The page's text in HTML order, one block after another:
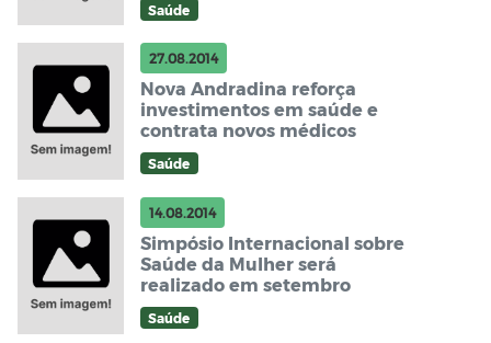
Saúde
27.08.2014
Nova Andradina reforça
investimentos em saúde e
contrata novos médicos
Saúde
14.08.2014
Simpósio Internacional sobre
Saúde da Mulher será
realizado em setembro
Saúde